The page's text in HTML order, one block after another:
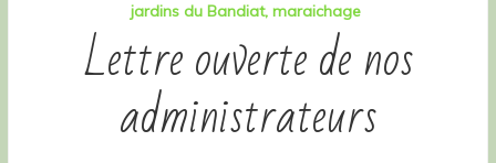
jardins du Bandiat maraichage
Lettre ouverte de nos
administrateurs